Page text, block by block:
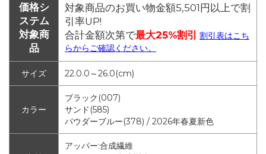
価格シ
ステム
対象商
品
対象商品のお買い物金額5,501円以上で割
引率UP!
合計金額次第で最大25%割引
割引表はこち
らからご確認ください。
サイズ 22.0.0～26.0(cm)
カラー
ブラック(007)
サンド(585)
パウダーブルー(378) / 2026年春夏新色
アッパー:合成繊維